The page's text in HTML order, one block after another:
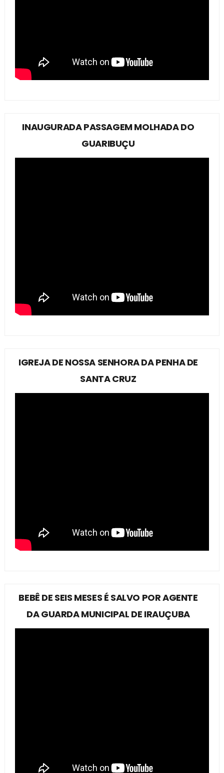
INAUGURADA PASSAGEM MOLHADA DO
GUARIBUÇU
IGREJA DE NOSSA SENHORA DA PENHA DE
SANTA CRUZ
BEBÊ DE SEIS MESES É SALVO POR AGENTE
DA GUARDA MUNICIPAL DE IRAUÇUBA